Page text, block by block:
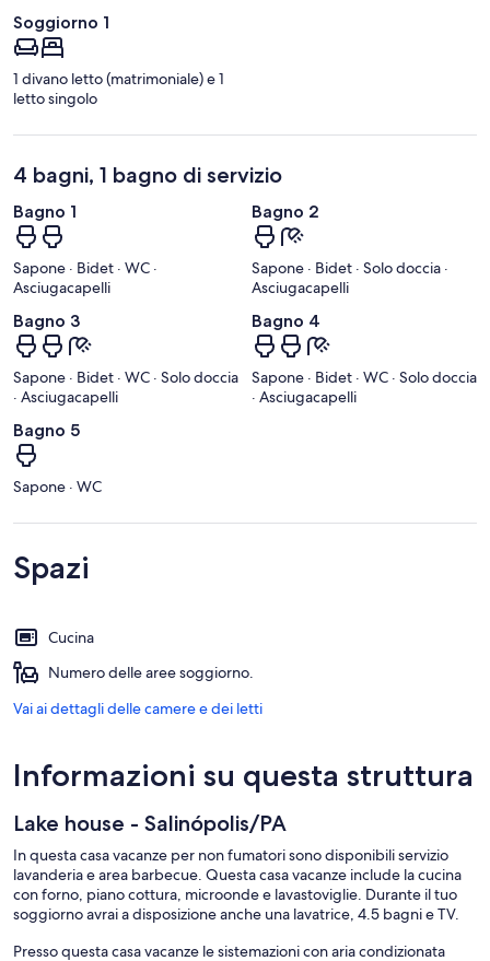
Soggiorno 1
1 divano letto (matrimoniale) e 1
letto singolo
4 bagni, 1 bagno di servizio
Bagno 1
Sapone · Bidet · WC ·
Asciugacapelli
Bagno 2
Sapone · Bidet · Solo doccia ·
Asciugacapelli
Bagno 3
Sapone · Bidet · WC · Solo doccia
· Asciugacapelli
Bagno 4
Sapone · Bidet · WC · Solo doccia
· Asciugacapelli
Bagno 5
Sapone · WC
Spazi
Cucina
Numero delle aree soggiorno.
Vai ai dettagli delle camere e dei letti
Informazioni su questa struttura
Lake house - Salinópolis/PA
In questa casa vacanze per non fumatori sono disponibili servizio
lavanderia e area barbecue. Questa casa vacanze include la cucina
con forno, piano cottura, microonde e lavastoviglie. Durante il tuo
soggiorno avrai a disposizione anche una lavatrice, 4.5 bagni e TV.
Presso questa casa vacanze le sistemazioni con aria condizionata